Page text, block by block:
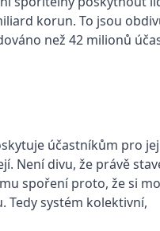
korun. To jsou
než 42 milionů
účastníkům pro
Není divu, že právě
spoření proto, že si
Tedy systém kolektivní,